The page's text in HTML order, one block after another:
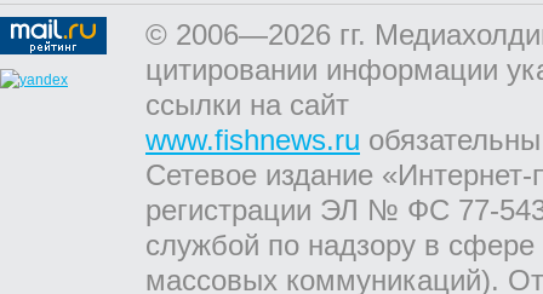
© 2006—2026 гг.
цитировании информации
ссылки на сайт
www.fishnews.ru
Сетевое издание
регистрации ЭЛ № ФС 77-
службой по надзору в
массовых коммуникаций).